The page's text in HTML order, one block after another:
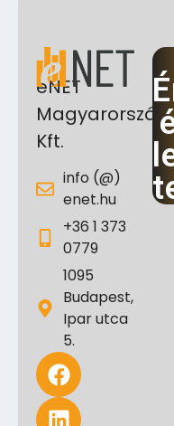
eNET
Magyarország
Kft.
info (@)
enet.hu
+36 1 373
0779
1095
Budapest,
Ipar utca
5.